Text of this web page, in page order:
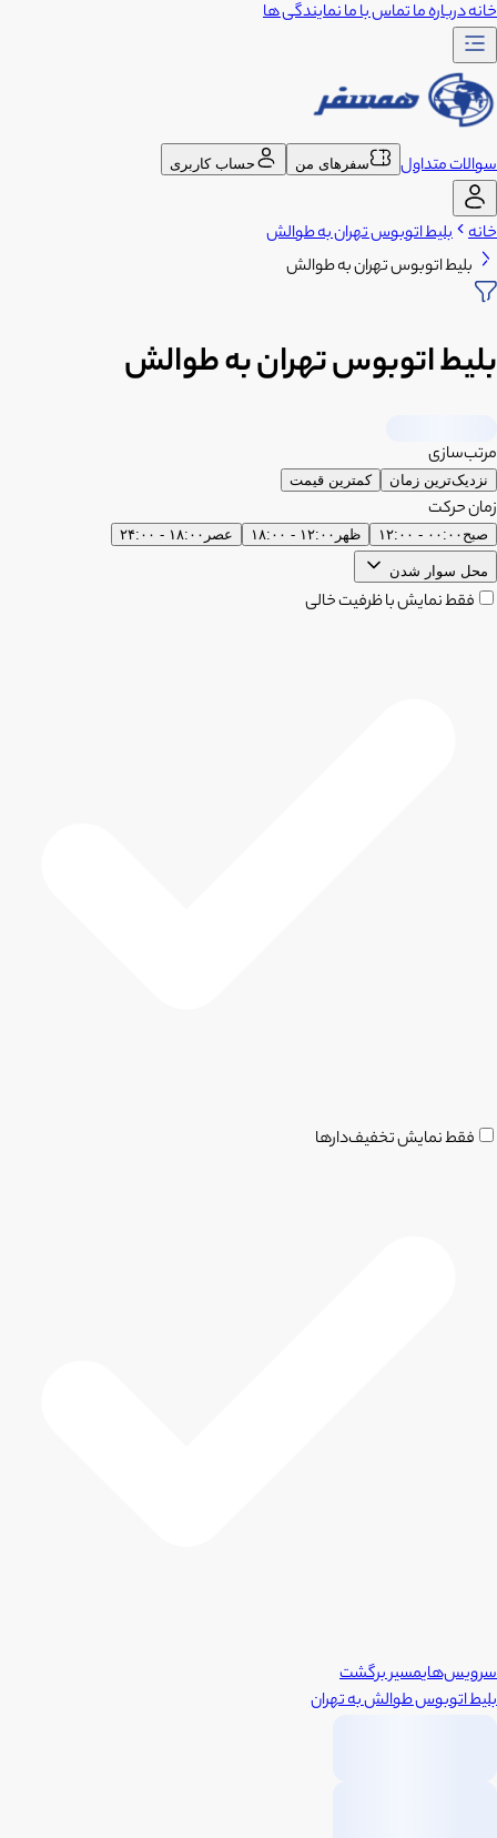
خانهدرباره ماتماس با مانمایندگی ها
سوالات متداول سفرهای من حساب کاربری
خانه بلیط اتوبوس تهران به طوالش
بلیط اتوبوس تهران به طوالش
بلیط اتوبوس تهران به طوالش
مرتب‌سازی
نزدیک‌ترین زمان کمترین قیمت
زمان حرکت
صبح ۰۰:۰۰ - ۱۲:۰۰ ظهر ۱۲:۰۰ - ۱۸:۰۰ عصر ۱۸:۰۰ - ۲۴:۰۰
محل سوار شدن
فقط نمایش با ظرفیت خالی
فقط نمایش تخفیف‌دارها
سرویس‌هایمسیر برگشت
بلیط اتوبوسطوالشبهتهران